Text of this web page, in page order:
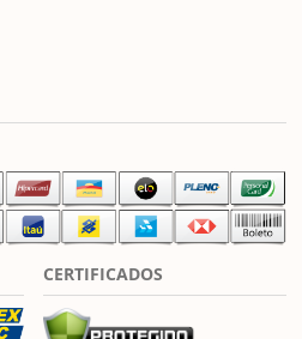
CERTIFICADOS